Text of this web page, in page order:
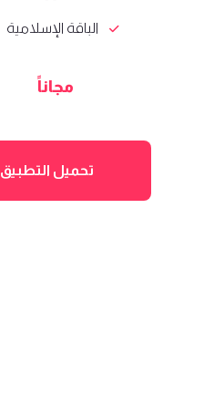
الباقة الإسلامية
مجاناً
تحميل التطبيق